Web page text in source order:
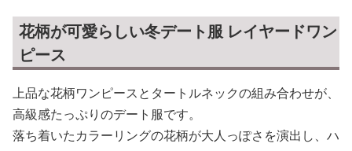
花柄が可愛らしい冬デート服 レイヤードワン
ピース
上品な花柄ワンピースとタートルネックの組み合わせが、
高級感たっぷりのデート服です。
落ち着いたカラーリングの花柄が大人っぽさを演出し、ハ